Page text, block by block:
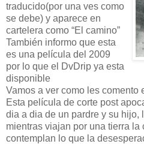
traducido(por una ves como
se debe) y aparece en
cartelera como “El camino”
También informo que esta
es una película del 2009
por lo que el DvDrip ya esta
disponible
Vamos a ver como les comento
Esta película de corte post
dia a dia de un pardre y su hijo,
mientras viajan por una tierra
contemplan lo que la